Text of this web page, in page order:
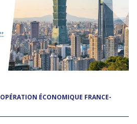
ÉCONOMIQUE FRANCE-